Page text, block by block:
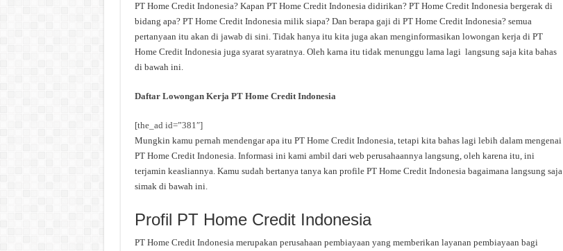
PT Home Credit Indonesia? Kapan PT Home Credit Indonesia didirikan? PT Home Credit Indonesia bergerak di
bidang apa? PT Home Credit Indonesia milik siapa? Dan berapa gaji di PT Home Credit Indonesia? semua
pertanyaan itu akan di jawab di sini. Tidak hanya itu kita juga akan menginformasikan lowongan kerja di PT
Home Credit Indonesia juga syarat syaratnya. Oleh karna itu tidak menunggu lama lagi langsung saja kita bahas
di bawah ini.
Daftar Lowongan Kerja PT Home Credit Indonesia
[the_ad id=”381″]
Mungkin kamu pernah mendengar apa itu PT Home Credit Indonesia, tetapi kita bahas lagi lebih dalam mengenai
PT Home Credit Indonesia. Informasi ini kami ambil dari web perusahaannya langsung, oleh karena itu, ini
terjamin keasliannya. Kamu sudah bertanya tanya kan profile PT Home Credit Indonesia bagaimana langsung saja
simak di bawah ini.
Profil PT Home Credit Indonesia
PT Home Credit Indonesia merupakan perusahaan pembiayaan yang memberikan layanan pembiayaan bagi